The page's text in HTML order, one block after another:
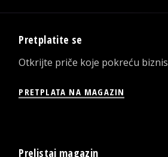
Pretplatite se
Otkrijte priče koje pokreću biznis
PRETPLATA NA MAGAZIN
Prelistaj magazin